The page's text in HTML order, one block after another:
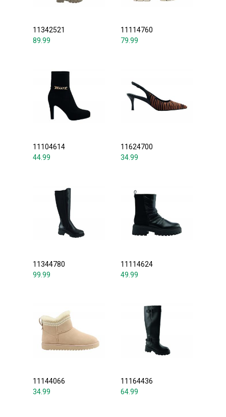
11342521
89.99
11114760
79.99
11104614
44.99
11624700
34.99
11344780
99.99
11114624
49.99
11144066
34.99
11164436
64.99